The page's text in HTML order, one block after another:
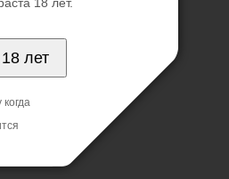
основания 6 см.
лет
когда